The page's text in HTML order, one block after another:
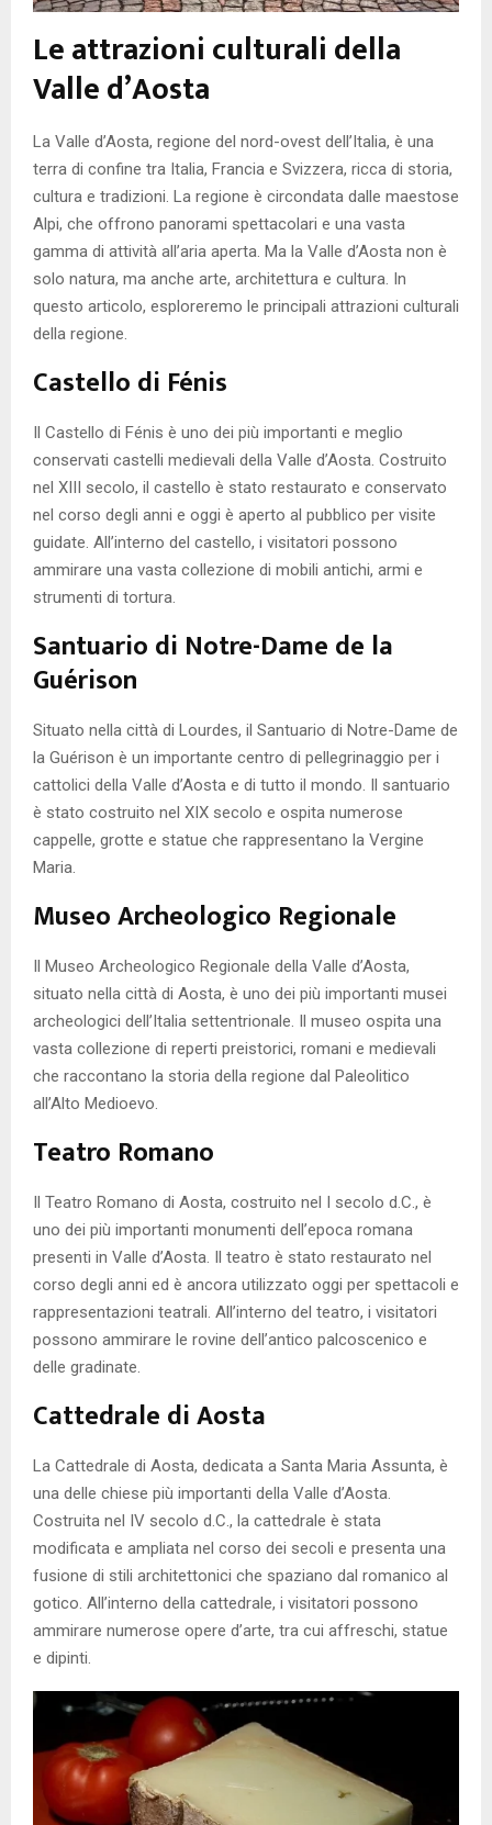
Le attrazioni culturali della
Valle d’Aosta
La Valle d’Aosta, regione del nord-ovest dell’Italia, è una
terra di confine tra Italia, Francia e Svizzera, ricca di storia,
cultura e tradizioni. La regione è circondata dalle maestose
Alpi, che offrono panorami spettacolari e una vasta
gamma di attività all’aria aperta. Ma la Valle d’Aosta non è
solo natura, ma anche arte, architettura e cultura. In
questo articolo, esploreremo le principali attrazioni culturali
della regione.
Castello di Fénis
Il Castello di Fénis è uno dei più importanti e meglio
conservati castelli medievali della Valle d’Aosta. Costruito
nel XIII secolo, il castello è stato restaurato e conservato
nel corso degli anni e oggi è aperto al pubblico per visite
guidate. All’interno del castello, i visitatori possono
ammirare una vasta collezione di mobili antichi, armi e
strumenti di tortura.
Santuario di Notre-Dame de la
Guérison
Situato nella città di Lourdes, il Santuario di Notre-Dame de
la Guérison è un importante centro di pellegrinaggio per i
cattolici della Valle d’Aosta e di tutto il mondo. Il santuario
è stato costruito nel XIX secolo e ospita numerose
cappelle, grotte e statue che rappresentano la Vergine
Maria.
Museo Archeologico Regionale
Il Museo Archeologico Regionale della Valle d’Aosta,
situato nella città di Aosta, è uno dei più importanti musei
archeologici dell’Italia settentrionale. Il museo ospita una
vasta collezione di reperti preistorici, romani e medievali
che raccontano la storia della regione dal Paleolitico
all’Alto Medioevo.
Teatro Romano
Il Teatro Romano di Aosta, costruito nel I secolo d.C., è
uno dei più importanti monumenti dell’epoca romana
presenti in Valle d’Aosta. Il teatro è stato restaurato nel
corso degli anni ed è ancora utilizzato oggi per spettacoli e
rappresentazioni teatrali. All’interno del teatro, i visitatori
possono ammirare le rovine dell’antico palcoscenico e
delle gradinate.
Cattedrale di Aosta
La Cattedrale di Aosta, dedicata a Santa Maria Assunta, è
una delle chiese più importanti della Valle d’Aosta.
Costruita nel IV secolo d.C., la cattedrale è stata
modificata e ampliata nel corso dei secoli e presenta una
fusione di stili architettonici che spaziano dal romanico al
gotico. All’interno della cattedrale, i visitatori possono
ammirare numerose opere d’arte, tra cui affreschi, statue
e dipinti.